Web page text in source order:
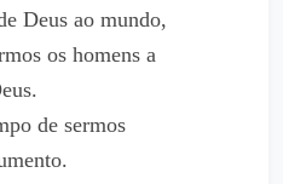
Deus ao mundo,
os homens a
de sermos